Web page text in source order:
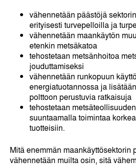
vähennetään päästöjä
erityisesti turvepelloilla ja
vähennetään maankäytön
etenkin metsäkatoa
tehostetaan metsänhoitoa
jouduttamiseksi
vähennetään runkopuun
energiatuotannossa ja
polttoon perustuvia ratkaisuja
tehostetaan
suuntaamalla toimintaa
tuotteisiin.
Mitä enemmän maankäyttösektorin
vähennetään muilta osin, sitä